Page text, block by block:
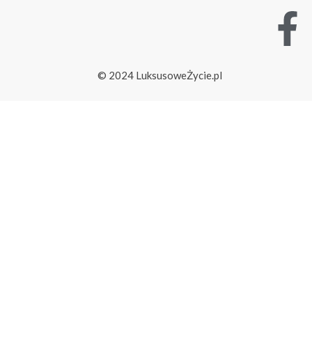
© 2024 LuksusoweŻycie.pl